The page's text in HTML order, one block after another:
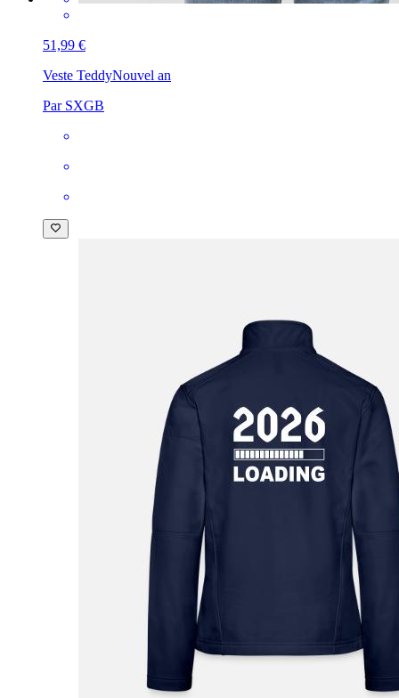
51,99 €
Veste TeddyNouvel an
Par SXGB